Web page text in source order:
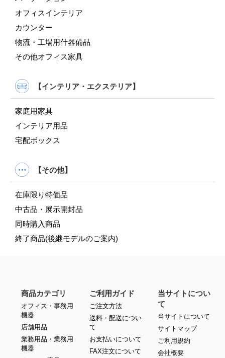
オフィスインテリア
カウンター
物流・工場用什器備品
その他オフィス家具
【インテリア・エクステリア】
家庭用家具
インテリア用品
宅配ボックス
【その他】
在庫限り特価品
中古品・展示開封品
同時購入商品
終了商品(後継モデルのご案内)
商品カテゴリ
オフィス・事務用
機器
店舗用品
業務用品・業務用
機器
ご利用ガイド
ご注文方法
送料・配送につい
て
お支払いについて
FAX注文について
当サイトについ
て
当サイトについて
サイトマップ
ご利用規約
会社概要